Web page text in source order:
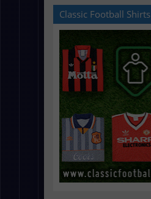
Classic Football Shirts